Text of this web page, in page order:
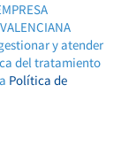
y atender
del tratamiento
Política de